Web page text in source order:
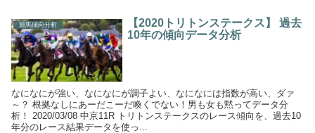
競馬傾向分析
【2020トリトンステークス】 過去
10年の傾向データ分析
なになにが強い、なになにが調子よい、なになには指数が高い、ダァ
～？ 根拠なしにあーだこーだ喚くでない！男も女も黙ってデータ分
析！ 2020/03/08 中京11R トリトンステークスのレース傾向を、過去10
年分のレース結果データを使っ...